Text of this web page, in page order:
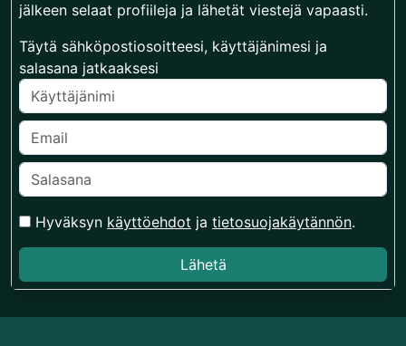
jälkeen selaat profiileja ja lähetät viestejä vapaasti.
Täytä sähköpostiosoitteesi, käyttäjänimesi ja
salasana jatkaaksesi
Hyväksyn käyttöehdot ja tietosuojakäytännön.
Lähetä